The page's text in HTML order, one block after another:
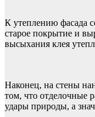
К утеплению фасада
старое покрытие и
высыхания клея
Наконец, на стены
том, что отделочные
удары природы, а